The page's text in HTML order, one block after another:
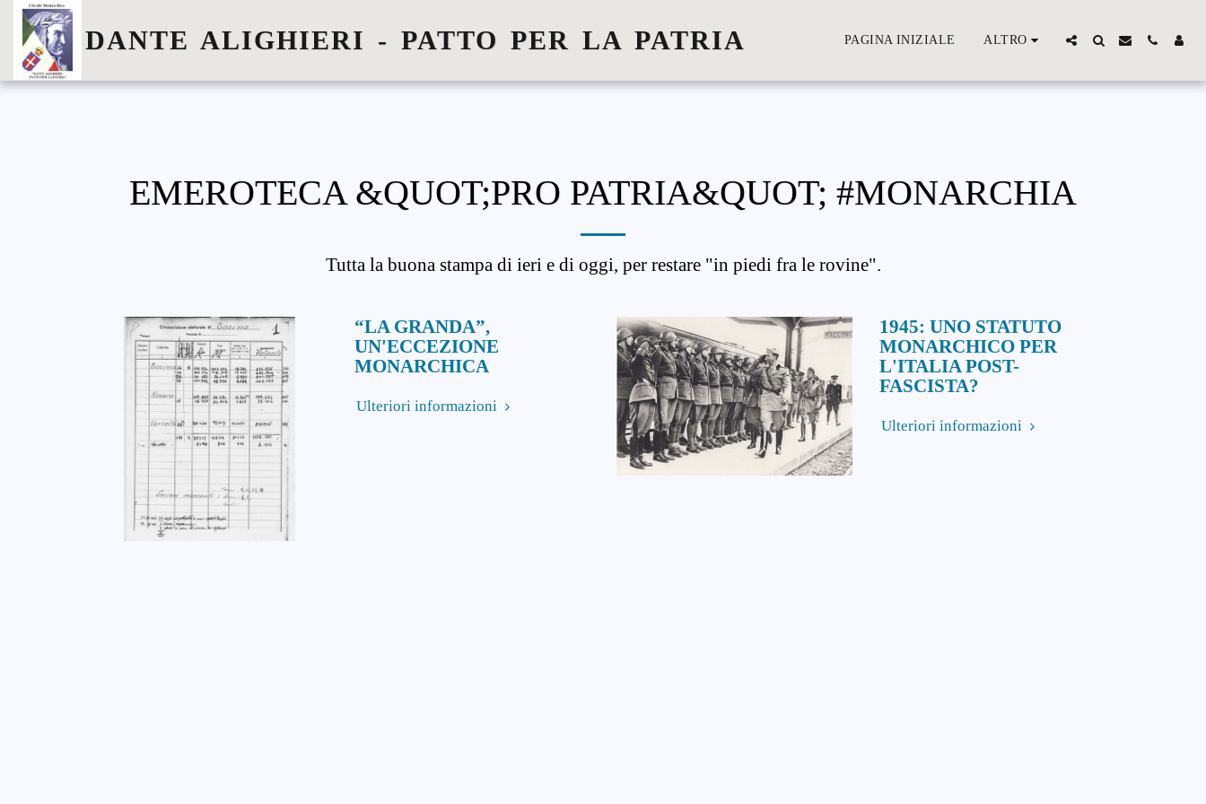
DANTE ALIGHIERI - PATTO PER LA PATRIA PAGINA INIZIALE ALTRO
EMEROTECA &QUOT;PRO PATRIA&QUOT; #MONARCHIA
Tutta la buona stampa di ieri e di oggi, per restare "in piedi fra le rovine".
“LA GRANDA”,
UN'ECCEZIONE
MONARCHICA
Ulteriori informazioni
1945: UNO STATUTO
MONARCHICO PER
L'ITALIA POST-
FASCISTA?
Ulteriori informazioni